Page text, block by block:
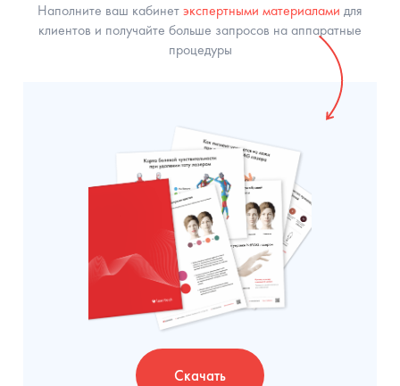
Наполните ваш кабинетэкспертными материалами для
клиентов и получайте больше запросов на аппаратные
процедуры
Скачать